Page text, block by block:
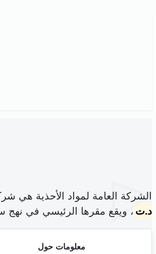
الشركة العامة لمواد الأحذية هي
د.ت ، ويقع مقرها الرئيسي في نهج
معلومات حول